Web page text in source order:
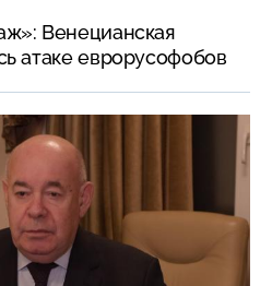
Венецианская
атаке еврорусофобов